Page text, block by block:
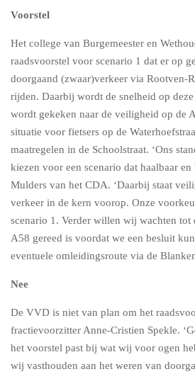
Voorstel
Het college van Burgemeester en
raadsvoorstel voor scenario 1 dat er op
doorgaand (zwaar)verkeer via Rootven-
rijden. Daarbij wordt de snelheid op
wordt gekeken naar de veiligheid op de
situatie voor fietsers op de
maatregelen in de Schoolstraat. ‘Ons
kiezen voor een scenario dat haalbaar en
Mulders van het CDA. ‘Daarbij staat
verkeer in de kern voorop. Onze
scenario 1. Verder willen wij wachten tot
A58 gereed is voordat we een besluit
eventuele omleidingsroute via de
Nee
De VVD is niet van plan om het
fractievoorzitter Anne-Cristien Spekle.
het voorstel past bij wat wij voor ogen
wij vasthouden aan het weren van